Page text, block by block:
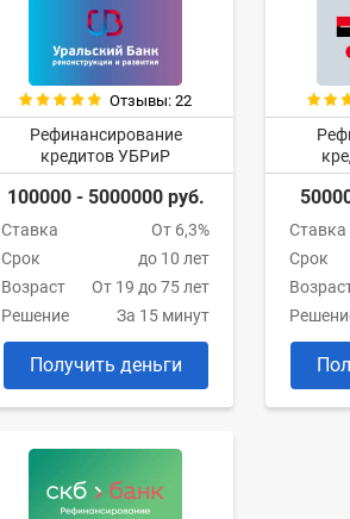
Отзывы: 22
Рефинансирование
кредитов УБРиР
100000 - 5000000 руб.
Ставка
От 6,3%
Срок
до 10 лет
Возраст
От 19 до 75 лет
Решение
За 15 минут
Получить деньги
Ставка
Срок